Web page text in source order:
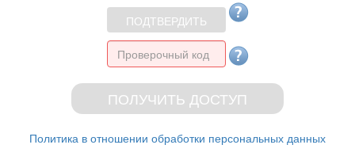
Политика в отношении обработки персональных данных